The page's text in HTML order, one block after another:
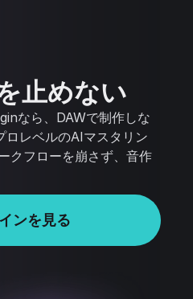
止めない
なら、DAWで制作しな
ロレベルのAIマスタリン
クフローを崩さず、音作
ンを見る